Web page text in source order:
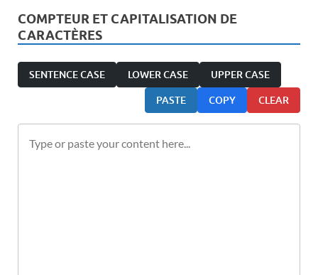
COMPTEUR ET CAPITALISATION DE
CARACTÈRES
SENTENCE CASE LOWER CASE UPPER CASE
PASTE COPY CLEAR